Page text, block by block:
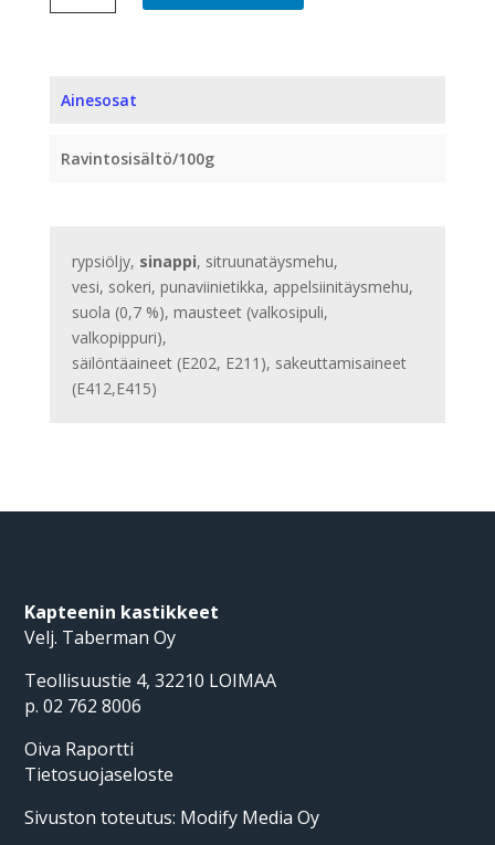
10
määrä
Ainesosat
Ravintosisältö/100g
rypsiöljy, sinappi, sitruunatäysmehu,
vesi, sokeri, punaviinietikka, appelsiinitäysmehu,
suola (0,7 %), mausteet (valkosipuli,
valkopippuri),
säilöntäaineet (E202, E211), sakeuttamisaineet
(E412,E415)
Kapteenin kastikkeet
Velj. Taberman Oy
Teollisuustie 4, 32210 LOIMAA
p. 02 762 8006
Oiva Raportti
Tietosuojaseloste
Sivuston toteutus: Modify Media Oy